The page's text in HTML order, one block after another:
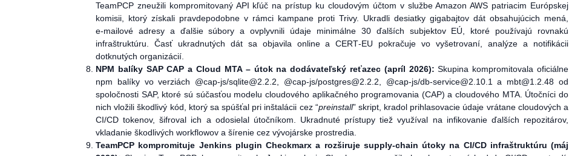
TeamPCP zneužili kompromitovaný API kľúč na prístup ku cloudovým účtom v službe Amazon AWS patriacim Európskej
komisii, ktorý získali pravdepodobne v rámci kampane proti Trivy. Ukradli desiatky gigabajtov dát obsahujúcich mená,
e‑mailové adresy a ďalšie súbory a ovplyvnili údaje minimálne 30 ďalších subjektov EÚ, ktoré používajú rovnakú
infraštruktúru. Časť ukradnutých dát sa objavila online a CERT‑EU pokračuje vo vyšetrovaní, analýze a notifikácii
dotknutých organizácií.
NPM balíky SAP CAP a Cloud MTA – útok na dodávateľský reťazec (apríl 2026): Skupina kompromitovala oficiálne
npm balíky vo verziách @cap-js/sqlite@2.2.2, @cap-js/postgres@2.2.2, @cap-js/db-service@2.10.1 a mbt@1.2.48 od
spoločnosti SAP, ktoré sú súčasťou modelu cloudového aplikačného programovania (CAP) a cloudového MTA. Útočníci do
nich vložili škodlivý kód, ktorý sa spúšťal pri inštalácii cez “preinstall” skript, kradol prihlasovacie údaje vrátane cloudových a
CI/CD tokenov, šifroval ich a odosielal útočníkom. Ukradnuté prístupy tiež využíval na infikovanie ďalších repozitárov,
vkladanie škodlivých workflowov a šírenie cez vývojárske prostredia.
TeamPCP kompromituje Jenkins plugin Checkmarx a rozširuje supply-chain útoky na CI/CD infraštruktúru (máj